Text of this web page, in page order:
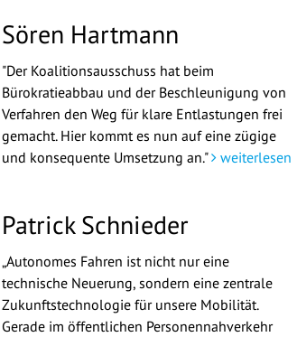
Sören Hartmann
"Der Koalitionsausschuss hat beim
Bürokratieabbau und der Beschleunigung von
Verfahren den Weg für klare Entlastungen frei
gemacht. Hier kommt es nun auf eine zügige
und konsequente Umsetzung an." weiterlesen
Patrick Schnieder
„Autonomes Fahren ist nicht nur eine
technische Neuerung, sondern eine zentrale
Zukunftstechnologie für unsere Mobilität.
Gerade im öffentlichen Personennahverkehr